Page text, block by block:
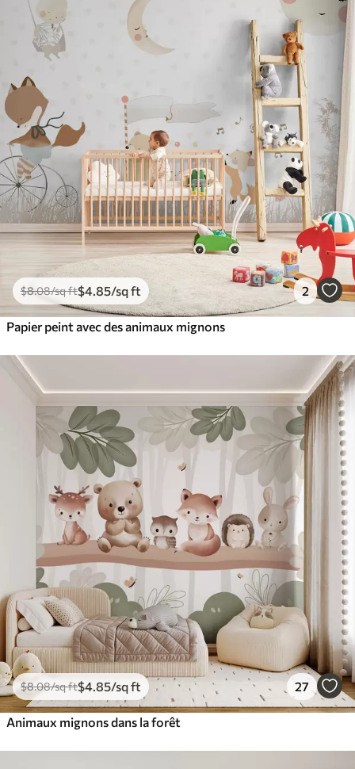
$8.08/sq ft$4 .85/sq ft 2
Papier peint avec des animaux mignons
$8.08/sq ft$4 .85/sq ft 27
Animaux mignons dans la forêt